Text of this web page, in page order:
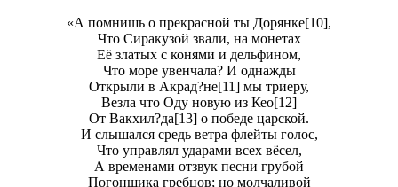
«А помнишь о прекрасной ты Дорянке[10],
Что Сиракузой звали, на монетах
Её златых с конями и дельфином,
Что море увенчала? И однажды
Открыли в Акрад?не[11] мы триеру,
Везла что Оду новую из Кео[12]
От Вакхил?да[13] о победе царской.
И слышался средь ветра флейты голос,
Что управлял ударами всех вёсел,
А временами отзвук песни грубой
Погонщика гребцов; но молчаливой